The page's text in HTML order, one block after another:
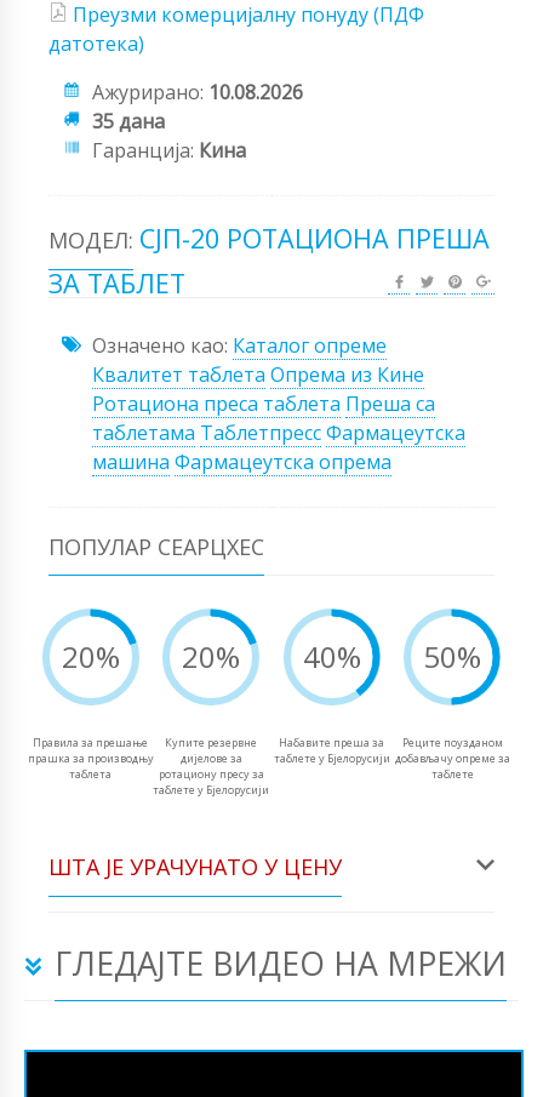
Преузми комерцијалну понуду (ПДФ
датотека)
Ажурирано: 10.08.2026
35 дана
Гаранција: Кина
МОДЕЛ: СЈП-20 РОТАЦИОНА ПРЕША
ЗА ТАБЛЕТ
Означено као: Каталог опреме
Квалитет таблета Опрема из Кине
Ротациона преса таблета Преша са
таблетама ТаблетпрессФармацеутска
машина Фармацеутска опрема
ПОПУЛАР СЕАРЦХЕС
20%
Правила за прешање
прашка за производњу
таблета
20%
Купите резервне
дијелове за
ротациону пресу за
таблете у Бјелорусији
40%
Набавите преша за
таблете у Бјелорусији
50%
Реците поузданом
добављачу опреме за
таблете
ШТА ЈЕ УРАЧУНАТО У ЦЕНУ
ГЛЕДАЈТЕ ВИДЕО НА МРЕЖИ